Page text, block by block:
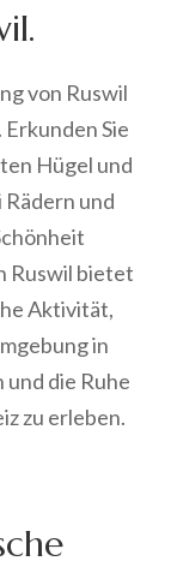
von Ruswil
Sie
Hügel und
und
Ruswil bietet
Aktivität,
in
und die Ruhe
zu erleben.